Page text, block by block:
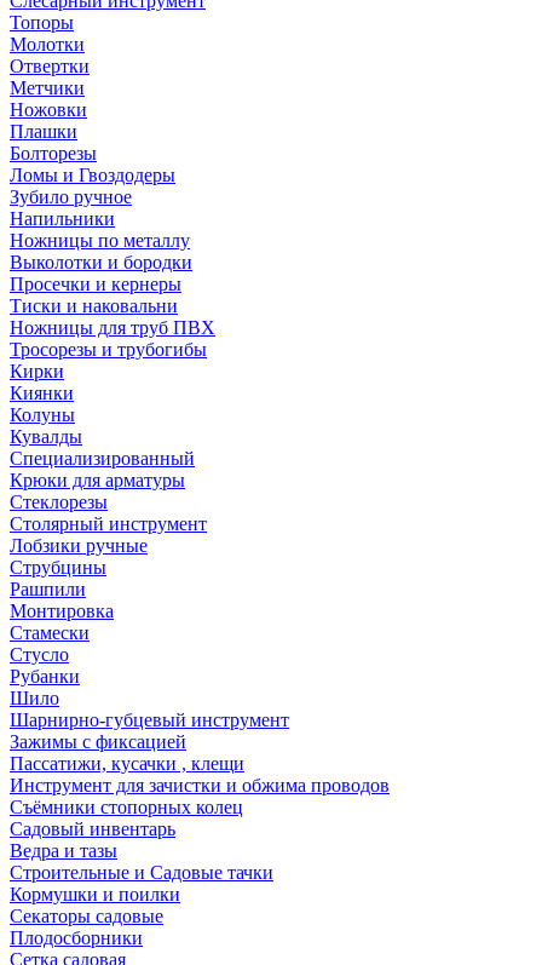
Топоры
Молотки
Отвертки
Метчики
Ножовки
Плашки
Болторезы
Ломы и Гвоздодеры
Зубило ручное
Напильники
Ножницы по металлу
Выколотки и бородки
Просечки и кернеры
Тиски и наковальни
Ножницы для труб ПВХ
Тросорезы и трубогибы
Кирки
Киянки
Колуны
Кувалды
Специализированный
Крюки для арматуры
Стеклорезы
Столярный инструмент
Лобзики ручные
Струбцины
Рашпили
Монтировка
Стамески
Стусло
Рубанки
Шило
Шарнирно-губцевый инструмент
Зажимы с фиксацией
Пассатижи, кусачки , клещи
Инструмент для зачистки и обжима проводов
Съёмники стопорных колец
Садовый инвентарь
Ведра и тазы
Строительные и Садовые тачки
Кормушки и поилки
Секаторы садовые
Плодосборники
Сетка садовая